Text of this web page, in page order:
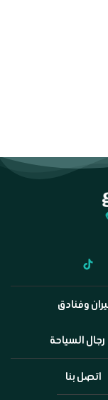
tiktok
وفنادق
رجال السياحة
اتصل بنا